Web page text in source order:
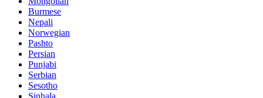
Burmese
Nepali
Norwegian
Pashto
Persian
Punjabi
Serbian
Sesotho
Sinhala